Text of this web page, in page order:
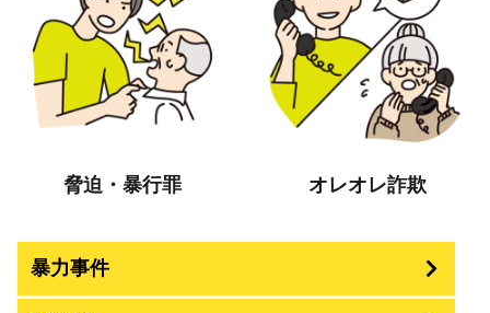
脅迫・暴行罪 オレオレ詐欺
暴力事件